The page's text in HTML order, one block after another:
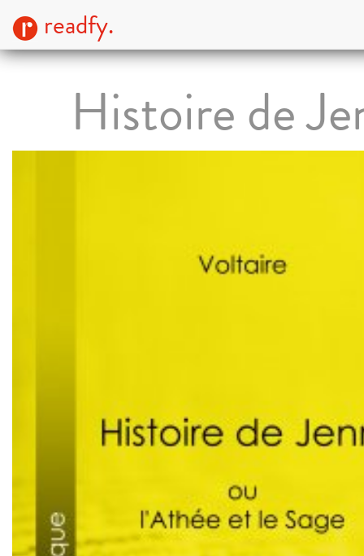
readfy.
Histoire de